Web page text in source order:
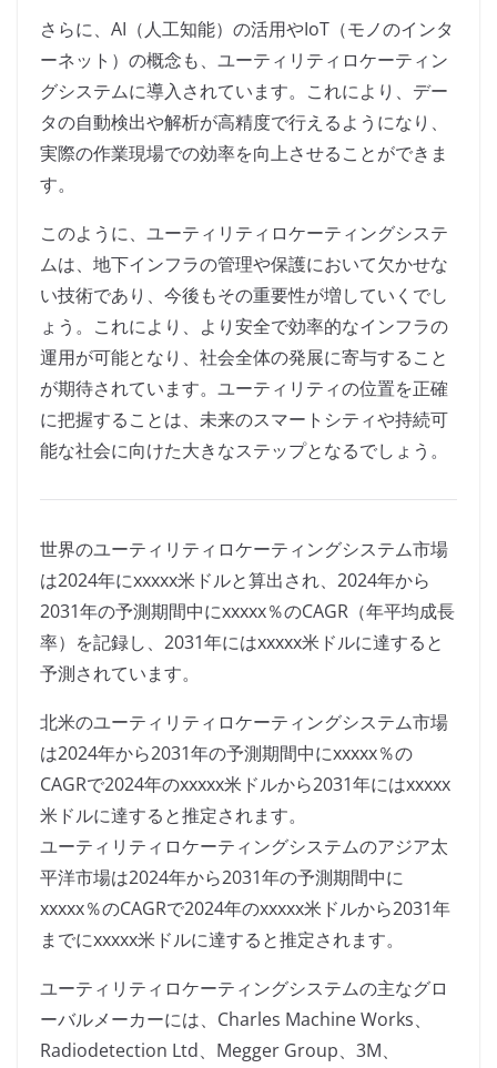
さらに、AI（人工知能）の活用やIoT（モノのインタ
ーネット）の概念も、ユーティリティロケーティン
グシステムに導入されています。これにより、デー
タの自動検出や解析が高精度で行えるようになり、
実際の作業現場での効率を向上させることができま
す。
このように、ユーティリティロケーティングシステ
ムは、地下インフラの管理や保護において欠かせな
い技術であり、今後もその重要性が増していくでし
ょう。これにより、より安全で効率的なインフラの
運用が可能となり、社会全体の発展に寄与すること
が期待されています。ユーティリティの位置を正確
に把握することは、未来のスマートシティや持続可
能な社会に向けた大きなステップとなるでしょう。
世界のユーティリティロケーティングシステム市場
は2024年にxxxxx米ドルと算出され、2024年から
2031年の予測期間中にxxxxx％のCAGR（年平均成長
率）を記録し、2031年にはxxxxx米ドルに達すると
予測されています。
北米のユーティリティロケーティングシステム市場
は2024年から2031年の予測期間中にxxxxx％の
CAGRで2024年のxxxxx米ドルから2031年にはxxxxx
米ドルに達すると推定されます。
ユーティリティロケーティングシステムのアジア太
平洋市場は2024年から2031年の予測期間中に
xxxxx％のCAGRで2024年のxxxxx米ドルから2031年
までにxxxxx米ドルに達すると推定されます。
ユーティリティロケーティングシステムの主なグロ
ーバルメーカーには、Charles Machine Works、
Radiodetection Ltd、Megger Group、3M、